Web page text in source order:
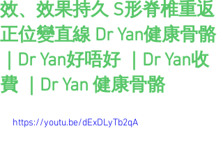
效、效果持久 S形脊椎重返
正位變直線 Dr Yan健康骨骼
｜Dr Yan好唔好 ｜Dr Yan收
費 ｜Dr Yan 健康骨骼
https://youtu.be/dExDLyTb2qA